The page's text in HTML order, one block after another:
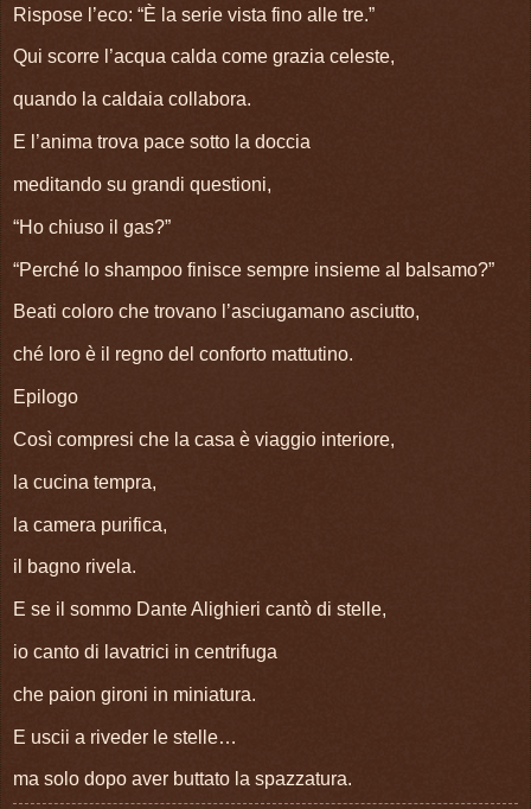
Rispose l’eco: “È la serie vista fino alle tre.”
Qui scorre l’acqua calda come grazia celeste,
quando la caldaia collabora.
E l’anima trova pace sotto la doccia
meditando su grandi questioni,
“Ho chiuso il gas?”
“Perché lo shampoo finisce sempre insieme al balsamo?”
Beati coloro che trovano l’asciugamano asciutto,
ché loro è il regno del conforto mattutino.
Epilogo
Così compresi che la casa è viaggio interiore,
la cucina tempra,
la camera purifica,
il bagno rivela.
E se il sommo Dante Alighieri cantò di stelle,
io canto di lavatrici in centrifuga
che paion gironi in miniatura.
E uscii a riveder le stelle…
ma solo dopo aver buttato la spazzatura.